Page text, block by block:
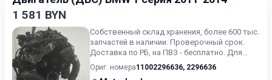
1 581 BYN
Собственный склад хранения, более 600 тыс.
запчастей в наличии. Проверочный срок.
Доставка по РБ, на ПВЗ - бесплатно. Для
получения актуальн...
Ориг. номера11002296636, 2296636